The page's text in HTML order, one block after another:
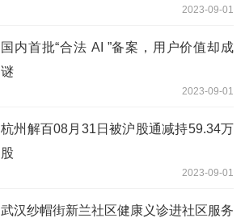
2023-09-01
国内首批“合法 AI ”备案，用户价值却成
谜
2023-09-01
杭州解百08月31日被沪股通减持59.34万
股
2023-09-01
武汉纱帽街新兰社区健康义诊进社区服务